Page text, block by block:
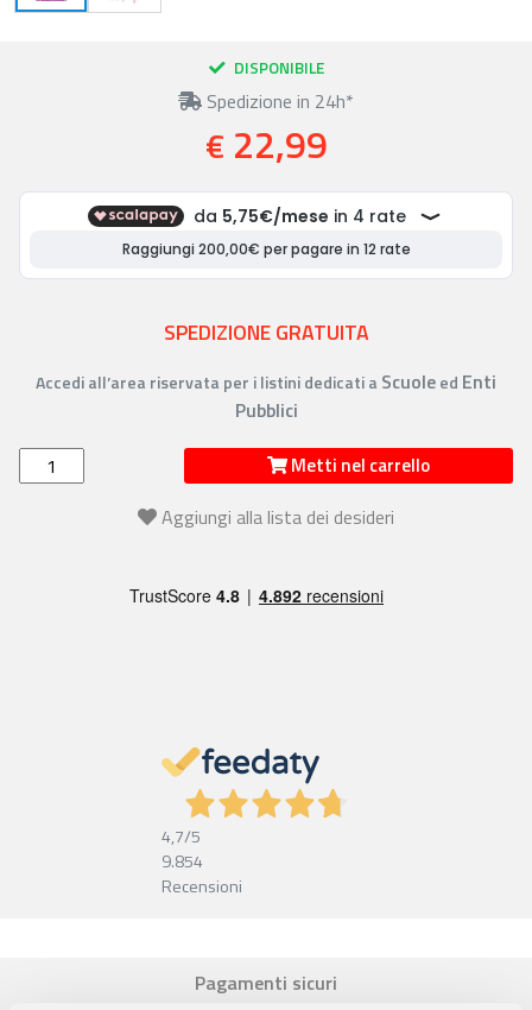
DISPONIBILE
Spedizione in 24h*
€ 22,99
SPEDIZIONE GRATUITA
Accedi all’area riservata per i listini dedicati a Scuoleed Enti
Pubblici
Metti nel carrello
Aggiungi alla lista dei desideri
4,7/5
9.854
Recensioni
Pagamenti sicuri